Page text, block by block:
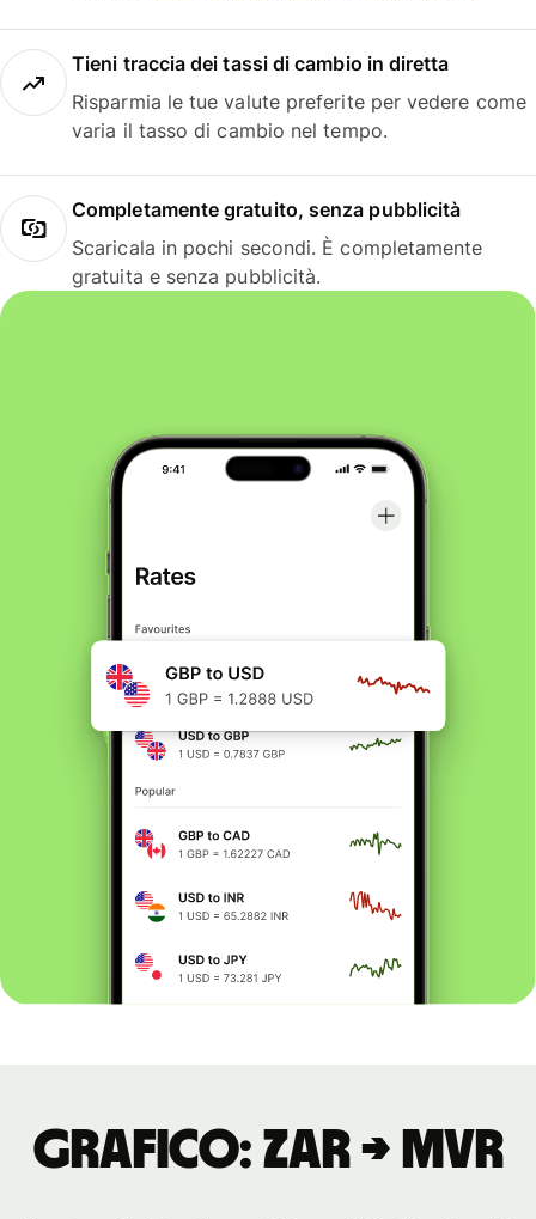
Tieni traccia dei tassi di cambio in diretta
Risparmia le tue valute preferite per vedere come
varia il tasso di cambio nel tempo.
Completamente gratuito, senza pubblicità
Scaricala in pochi secondi. È completamente
gratuita e senza pubblicità.
Grafico: ZAR → MVR